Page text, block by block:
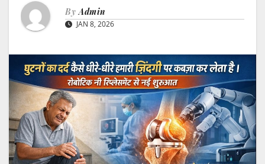
By Admin
JAN 8, 2026